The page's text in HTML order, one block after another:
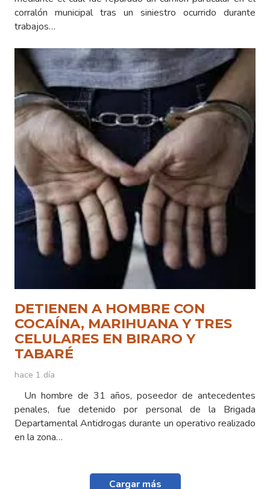
corralón municipal tras un siniestro ocurrido durante
trabajos…
DETIENEN A HOMBRE CON
COCAÍNA, MARIHUANA Y TRES
CELULARES EN BIRARO Y
TABARÉ
hace 1 día
Un hombre de 31 años, poseedor de antecedentes
penales, fue detenido por personal de la Brigada
Departamental Antidrogas durante un operativo realizado
en la zona…
Cargar más